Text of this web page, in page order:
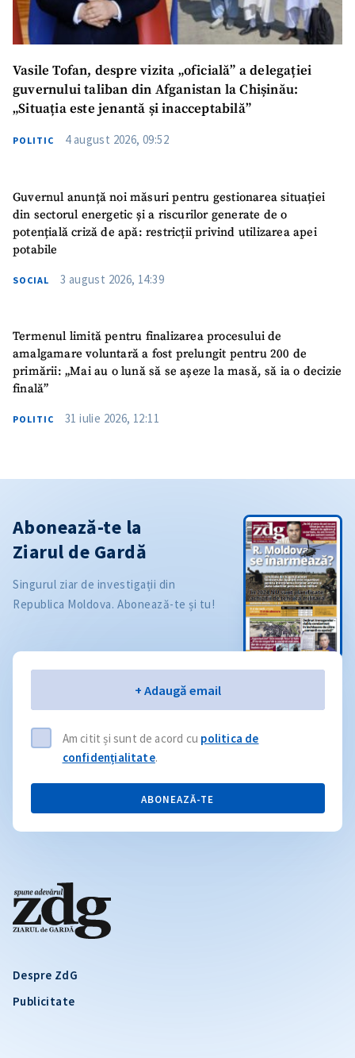
Vasile Tofan, despre vizita „oficială” a delegației
guvernului taliban din Afganistan la Chișinău:
„Situația este jenantă și inacceptabilă”
POLITIC 4 august 2026, 09:52
Guvernul anunță noi măsuri pentru gestionarea situației
din sectorul energetic și a riscurilor generate de o
potențială criză de apă: restricții privind utilizarea apei
potabile
SOCIAL 3 august 2026, 14:39
Termenul limită pentru finalizarea procesului de
amalgamare voluntară a fost prelungit pentru 200 de
primării: „Mai au o lună să se așeze la masă, să ia o decizie
finală”
POLITIC 31 iulie 2026, 12:11
Despre ZdG
Publicitate
Abonează-te la
Ziarul de Gardă
Singurul ziar de investigații din
Republica Moldova. Abonează-te și tu!
+ Adaugă email
Am citit și sunt de acord cu politica de
confidențialitate.
ABONEAZĂ-TE